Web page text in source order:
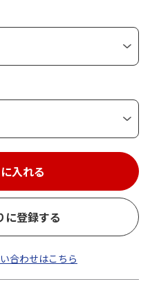
入れる
に登録する
合わせはこちら